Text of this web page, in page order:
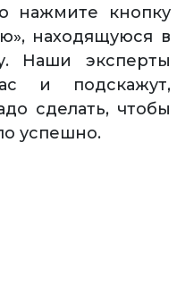
нажмите кнопку
находящуюся в
Наши эксперты
и подскажут,
сделать, чтобы
успешно.